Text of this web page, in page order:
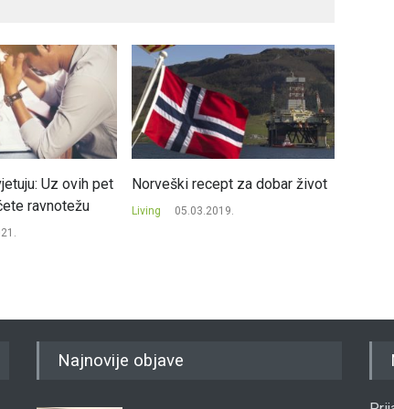
Uz ovih pet
ravnotežu
Norveški recept za dobar život
Living 05.03.2019.
Najnovije objave